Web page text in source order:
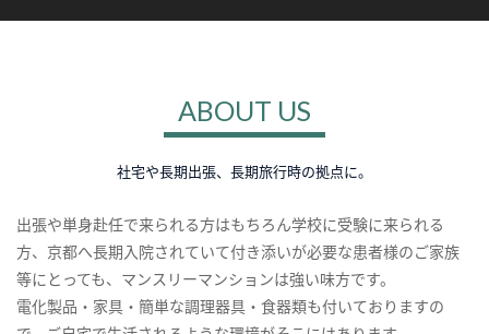
ABOUT US
社宅や長期出張、長期旅行時の拠点に。
出張や単身赴任で来られる方はもちろん学校に受験に来られる
方、京都へ長期入院されていて付き添いが必要な患者様のご家族
等にとっても、マンスリーマンションは強い味方です。
電化製品・家具・簡単な調理器具・食器類も付いておりますの